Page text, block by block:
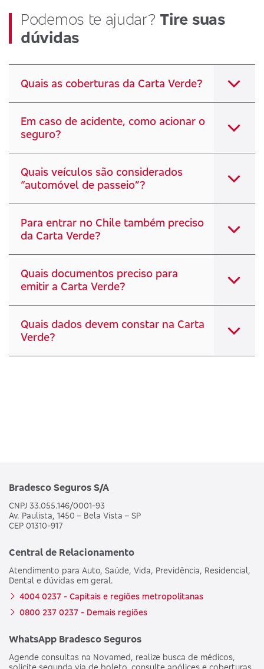
Podemos te ajudar? Tire suas
dúvidas
Quais as coberturas da Carta Verde?
Em caso de acidente, como acionar o
seguro?
Quais veículos são considerados
“automóvel de passeio”?
Para entrar no Chile também preciso
da Carta Verde?
Quais documentos preciso para
emitir a Carta Verde?
Quais dados devem constar na Carta
Verde?
Bradesco Seguros S/A
CNPJ 33.055.146/0001-93
Av. Paulista, 1450 – Bela Vista – SP
CEP 01310-917
Central de Relacionamento
Atendimento para Auto, Saúde, Vida, Previdência, Residencial,
Dental e dúvidas em geral.
4004 0237 - Capitais e regiões metropolitanas
0800 237 0237 - Demais regiões
WhatsApp Bradesco Seguros
Agende consultas na Novamed, realize busca de médicos,